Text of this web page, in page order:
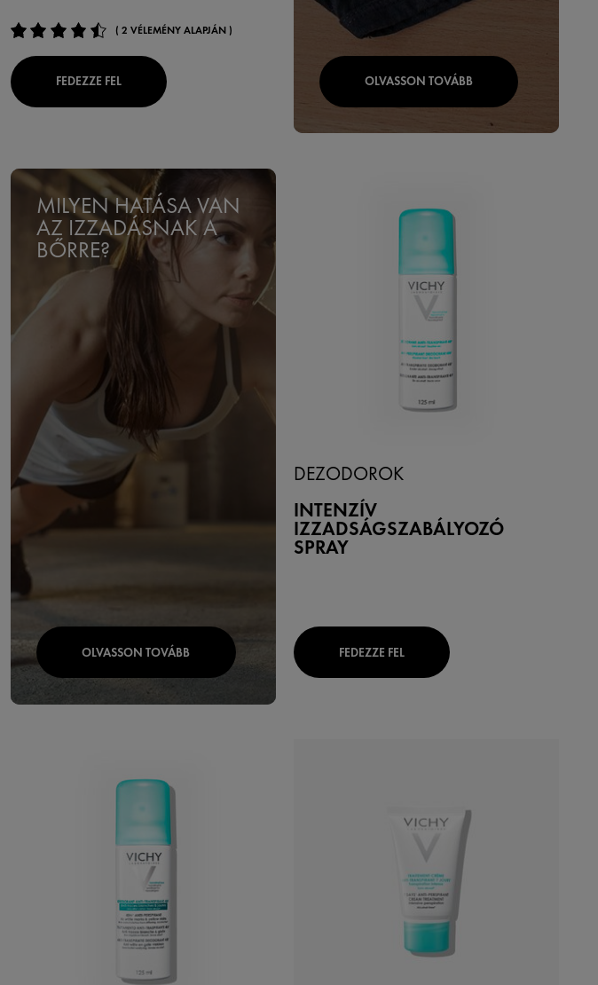
( 2 VÉLEMÉNY ALAPJÁN )
FEDEZZE FEL OLVASSON TOVÁBB
MILYEN HATÁSA VAN
AZ IZZADÁSNAK A
BŐRRE?
OLVASSON TOVÁBB
DEZODOROK
INTENZÍV
IZZADSÁGSZABÁLYOZÓ
SPRAY
FEDEZZE FEL